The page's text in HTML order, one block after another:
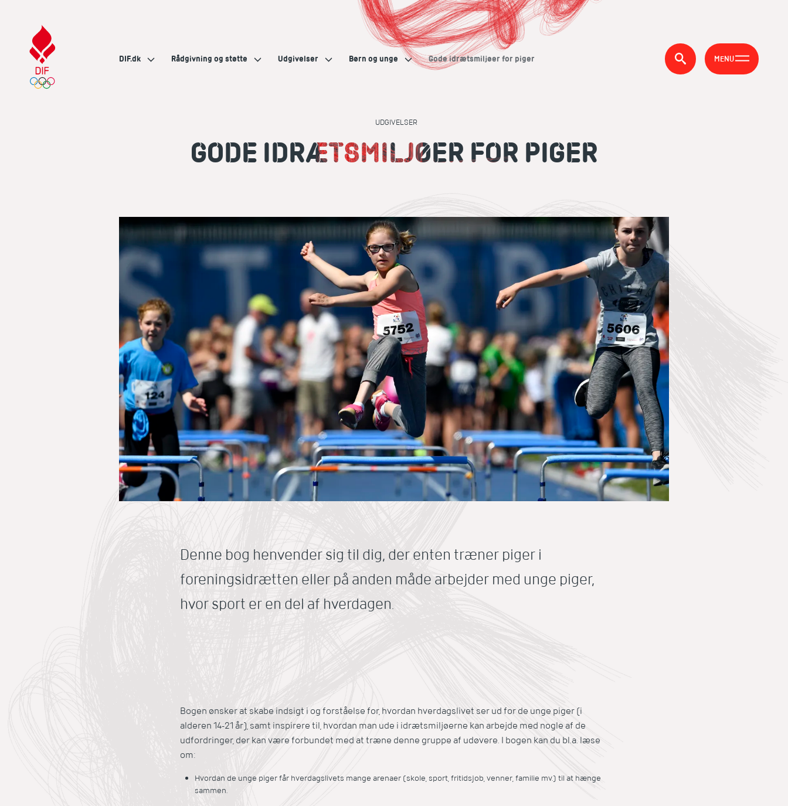
MENU
DIF.dk Rådgivning og støtte Udgivelser Børn og unge Gode idrætsmiljøer for piger
UDGIVELSER
GODE IDRÆTS­MILJØER FOR PIGER
Denne bog henvender sig til dig, der enten træner piger i
foreningsidrætten eller på anden måde arbejder med unge piger,
hvor sport er en del af hverdagen.
Bogen ønsker at skabe indsigt i og forståelse for, hvordan hverdagslivet ser ud for de unge piger (i
alderen 14-21 år), samt inspirere til, hvordan man ude i idrætsmiljøerne kan arbejde med nogle af de
udfordringer, der kan være forbundet med at træne denne gruppe af udøvere. I bogen kan du bl.a. læse
om:
Hvordan de unge piger får hverdagslivets mange arenaer (skole, sport, fritidsjob, venner, familie mv.) til at hænge
sammen.